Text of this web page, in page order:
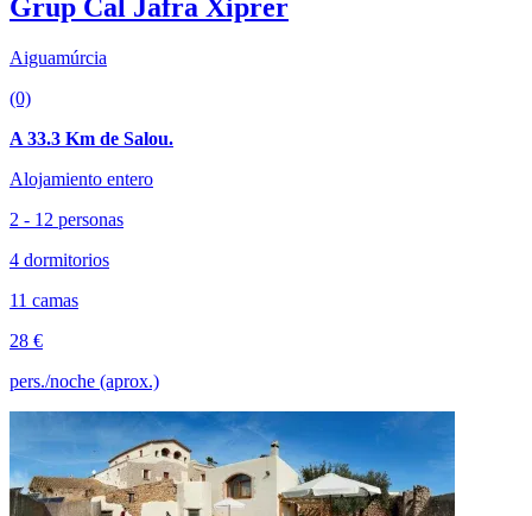
Grup Cal Jafra Xiprer
Aiguamúrcia
(0)
A 33.3 Km de Salou.
Alojamiento entero
2 - 12 personas
4 dormitorios
11 camas
28 €
pers./noche (aprox.)